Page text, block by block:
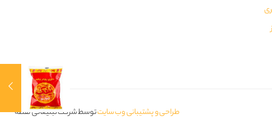
طراحی و پشتیبانی وب سایتتوسط شرکت تبلیغاتی نقطه